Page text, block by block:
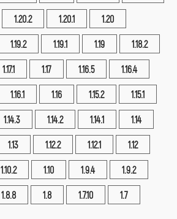
1.20.2 1.20.1 1.20
1.19.2 1.19.1 1.19 1.18.2
1.17.1 1.17 1.16.5 1.16.4
1.16.1 1.16 1.15.2 1.15.1
1.14.3 1.14.2 1.14.1 1.14
1.13 1.12.2 1.12.1 1.12
1.10.2 1.10 1.9.4 1.9.2
1.8.8 1.8 1.7.10 1.7